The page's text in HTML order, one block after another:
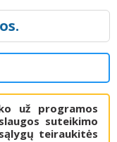
už programos
suteikimo
teiraukitės